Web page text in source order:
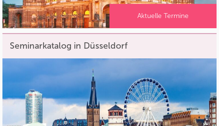
Aktuelle Termine
Seminarkatalog in Düsseldorf